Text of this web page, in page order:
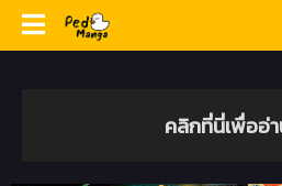
คลิกที่นี่เพื่ออ่